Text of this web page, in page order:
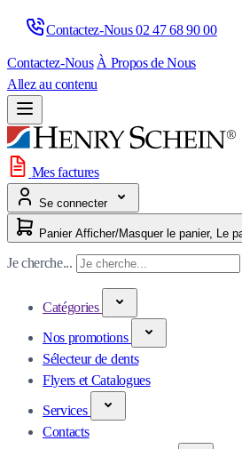
Contactez-Nous 02 47 68 90 00
Contactez-Nous À Propos de Nous
Allez au contenu
Mes factures
Se connecter
Panier Afficher/
Je cherche...
Catégories
Nos promotions
Sélecteur de dents
Flyers et Catalogues
Services
Contacts